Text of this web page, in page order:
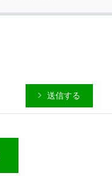
送信する